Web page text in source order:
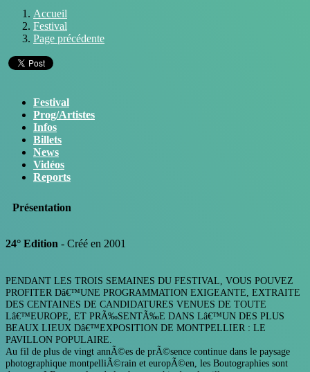
Accueil
Festival
Page précédente
Festival
Prog/Artistes
Infos
Billets
News
Vidéos
Reports
Présentation
24° Edition - Créé en 2001
PENDANT LES TROIS SEMAINES DU FESTIVAL, VOUS POUVEZ
PROFITER Dâ€™UNE PROGRAMMATION EXIGEANTE, EXTRAITE
DES CENTAINES DE CANDIDATURES VENUES DE TOUTE
Lâ€™EUROPE, ET PRÃ‰SENTÃ‰E DANS Lâ€™UN DES PLUS
BEAUX LIEUX Dâ€™EXPOSITION DE MONTPELLIER : LE
PAVILLON POPULAIRE.
Au fil de plus de vingt annÃ©es de prÃ©sence continue dans le paysage
photographique montpelliÃ©rain et europÃ©en, les Boutographies sont